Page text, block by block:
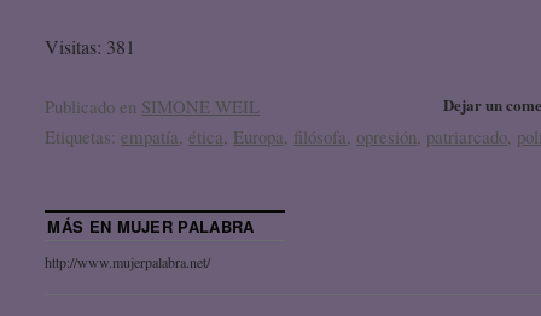
Visitas: 381
Dejar un
Publicado en SIMONE WEIL
Etiquetas: empatía,ética, Europa, filósofa,opresión, patriarcado,
MÁS EN MUJER PALABRA
http://www.mujerpalabra.net/